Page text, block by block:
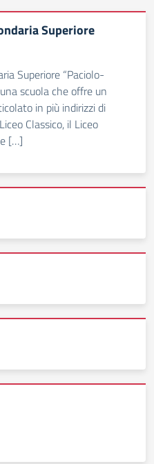
Superiore
Superiore “Paciolo-
scuola che offre un
in più indirizzi di
Classico, il Liceo
[…]